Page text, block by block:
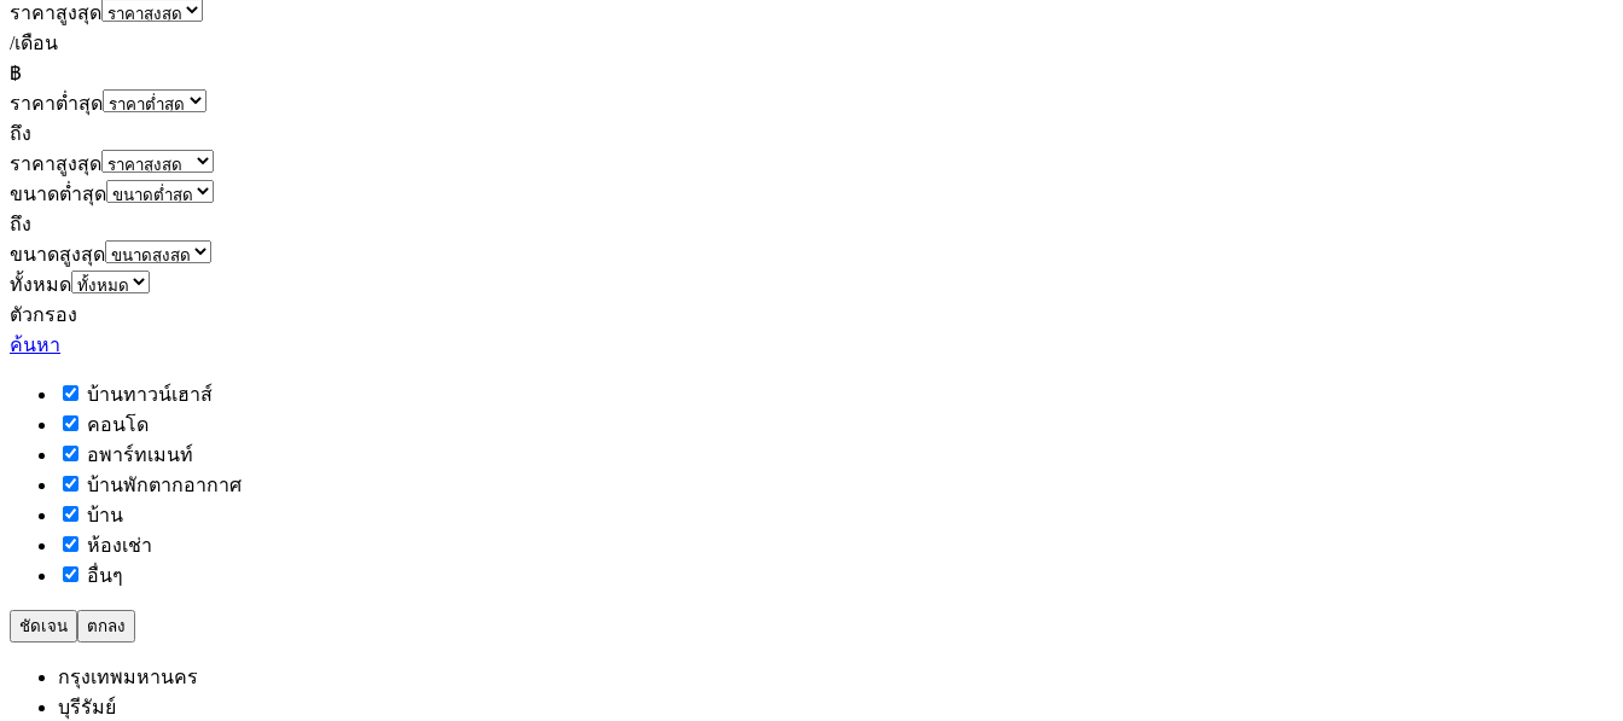
ราคาสูงสุด
/เดือน
฿
ราคาต่ำสุด
ถึง
ราคาสูงสุด
ขนาดต่ำสุด
ถึง
ขนาดสูงสุด
ทั้งหมด
ตัวกรอง
ค้นหา
บ้านทาวน์เฮาส์
คอนโด
อพาร์ทเมนท์
บ้านพักตากอากาศ
บ้าน
ห้องเช่า
อื่นๆ
ชัดเจน ตกลง
กรุงเทพมหานคร
บุรีรัมย์